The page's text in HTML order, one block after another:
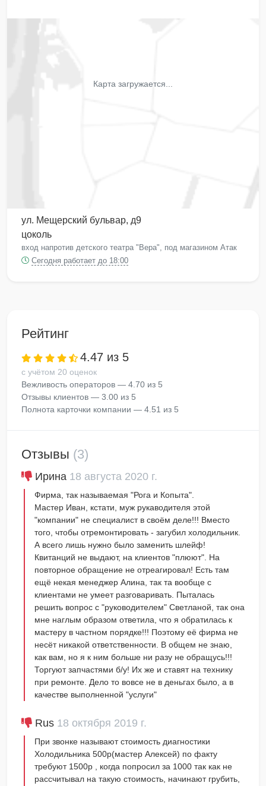
Карта загружается...
ул. Мещерский бульвар, д9
цоколь
вход напротив детского театра "Вера", под магазином Атак
Сегодня работает до 18:00
Рейтинг
4.47 из 5
с учётом 20 оценок
Вежливость операторов — 4.70 из 5
Отзывы клиентов — 3.00 из 5
Полнота карточки компании — 4.51 из 5
Отзывы (3)
Ирина 18 августа 2020 г.
Фирма, так называемая "Рога и Копыта".
Мастер Иван, кстати, муж рукаводителя этой
"компании" не специалист в своём деле!!! Вместо
того, чтобы отремонтировать - загубил холодильник.
А всего лишь нужно было заменить шлейф!
Квитанций не выдают, на клиентов "плюют". На
повторное обращение не отреагировал! Есть там
ещё некая менеджер Алина, так та вообще с
клиентами не умеет разговаривать. Пыталась
решить вопрос с "руководителем" Светланой, так она
мне наглым образом ответила, что я обратилась к
мастеру в частном порядке!!! Поэтому её фирма не
несёт никакой ответственности. В общем не знаю,
как вам, но я к ним больше ни разу не обращусь!!!
Торгуют запчастями б/у! Их же и ставят на технику
при ремонте. Дело то вовсе не в деньгах было, а в
качестве выполненной "услуги"
Rus 18 октября 2019 г.
При звонке называют стоимость диагностики
Холодильника 500р(мастер Алексей) по факту
требуют 1500р , когда попросил за 1000 так как не
рассчитывал на такую стоимость, начинают грубить,